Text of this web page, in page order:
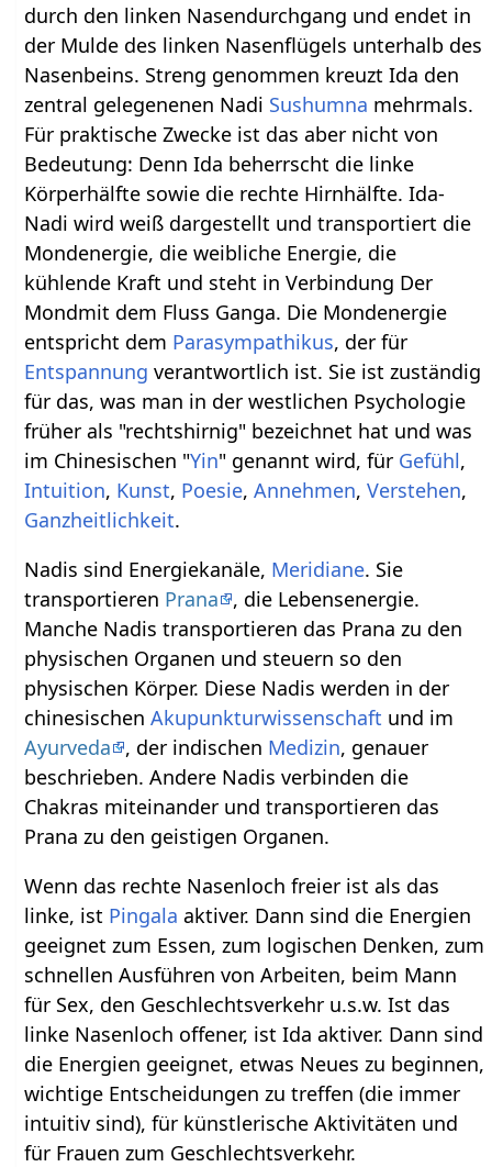
durch den linken Nasendurchgang und endet in
der Mulde des linken Nasenflügels unterhalb des
Nasenbeins. Streng genommen kreuzt Ida den
zentral gelegenenen Nadi Sushumna mehrmals.
Für praktische Zwecke ist das aber nicht von
Bedeutung: Denn Ida beherrscht die linke
Körperhälfte sowie die rechte Hirnhälfte. Ida-
Nadi wird weiß dargestellt und transportiert die
Mondenergie, die weibliche Energie, die
kühlende Kraft und steht in Verbindung Der
Mondmit dem Fluss Ganga. Die Mondenergie
entspricht dem Parasympathikus, der für
Entspannung verantwortlich ist. Sie ist zuständig
für das, was man in der westlichen Psychologie
früher als "rechtshirnig" bezeichnet hat und was
im Chinesischen "Yin" genannt wird, für Gefühl,
Intuition, Kunst, Poesie,Annehmen,Verstehen,
Ganzheitlichkeit.
Nadis sind Energiekanäle, Meridiane. Sie
transportieren Prana
, die Lebensenergie.
Manche Nadis transportieren das Prana zu den
physischen Organen und steuern so den
physischen Körper. Diese Nadis werden in der
chinesischenAkupunkturwissenschaft und im
Ayurveda
, der indischen Medizin, genauer
beschrieben. Andere Nadis verbinden die
Chakras miteinander und transportieren das
Prana zu den geistigen Organen.
Wenn das rechte Nasenloch freier ist als das
linke, ist Pingala aktiver. Dann sind die Energien
geeignet zum Essen, zum logischen Denken, zum
schnellen Ausführen von Arbeiten, beim Mann
für Sex, den Geschlechtsverkehr u.s.w. Ist das
linke Nasenloch offener, ist Ida aktiver. Dann sind
die Energien geeignet, etwas Neues zu beginnen,
wichtige Entscheidungen zu treffen (die immer
intuitiv sind), für künstlerische Aktivitäten und
für Frauen zum Geschlechtsverkehr.